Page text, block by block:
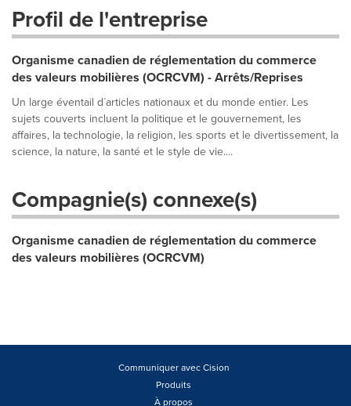
Profil de l'entreprise
Organisme canadien de réglementation du commerce
des valeurs mobilières (OCRCVM) - Arrêts/Reprises
Un large éventail d´articles nationaux et du monde entier. Les
sujets couverts incluent la politique et le gouvernement, les
affaires, la technologie, la religion, les sports et le divertissement, la
science, la nature, la santé et le style de vie....
Compagnie(s) connexe(s)
Organisme canadien de réglementation du commerce
des valeurs mobilières (OCRCVM)
Communiquer avec Cision
Produits
À propos